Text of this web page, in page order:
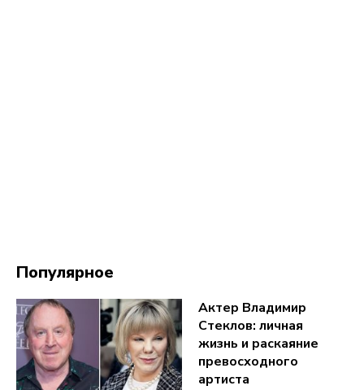
Популярное
Актер Владимир
Стеклов: личная
жизнь и раскаяние
превосходного
артиста